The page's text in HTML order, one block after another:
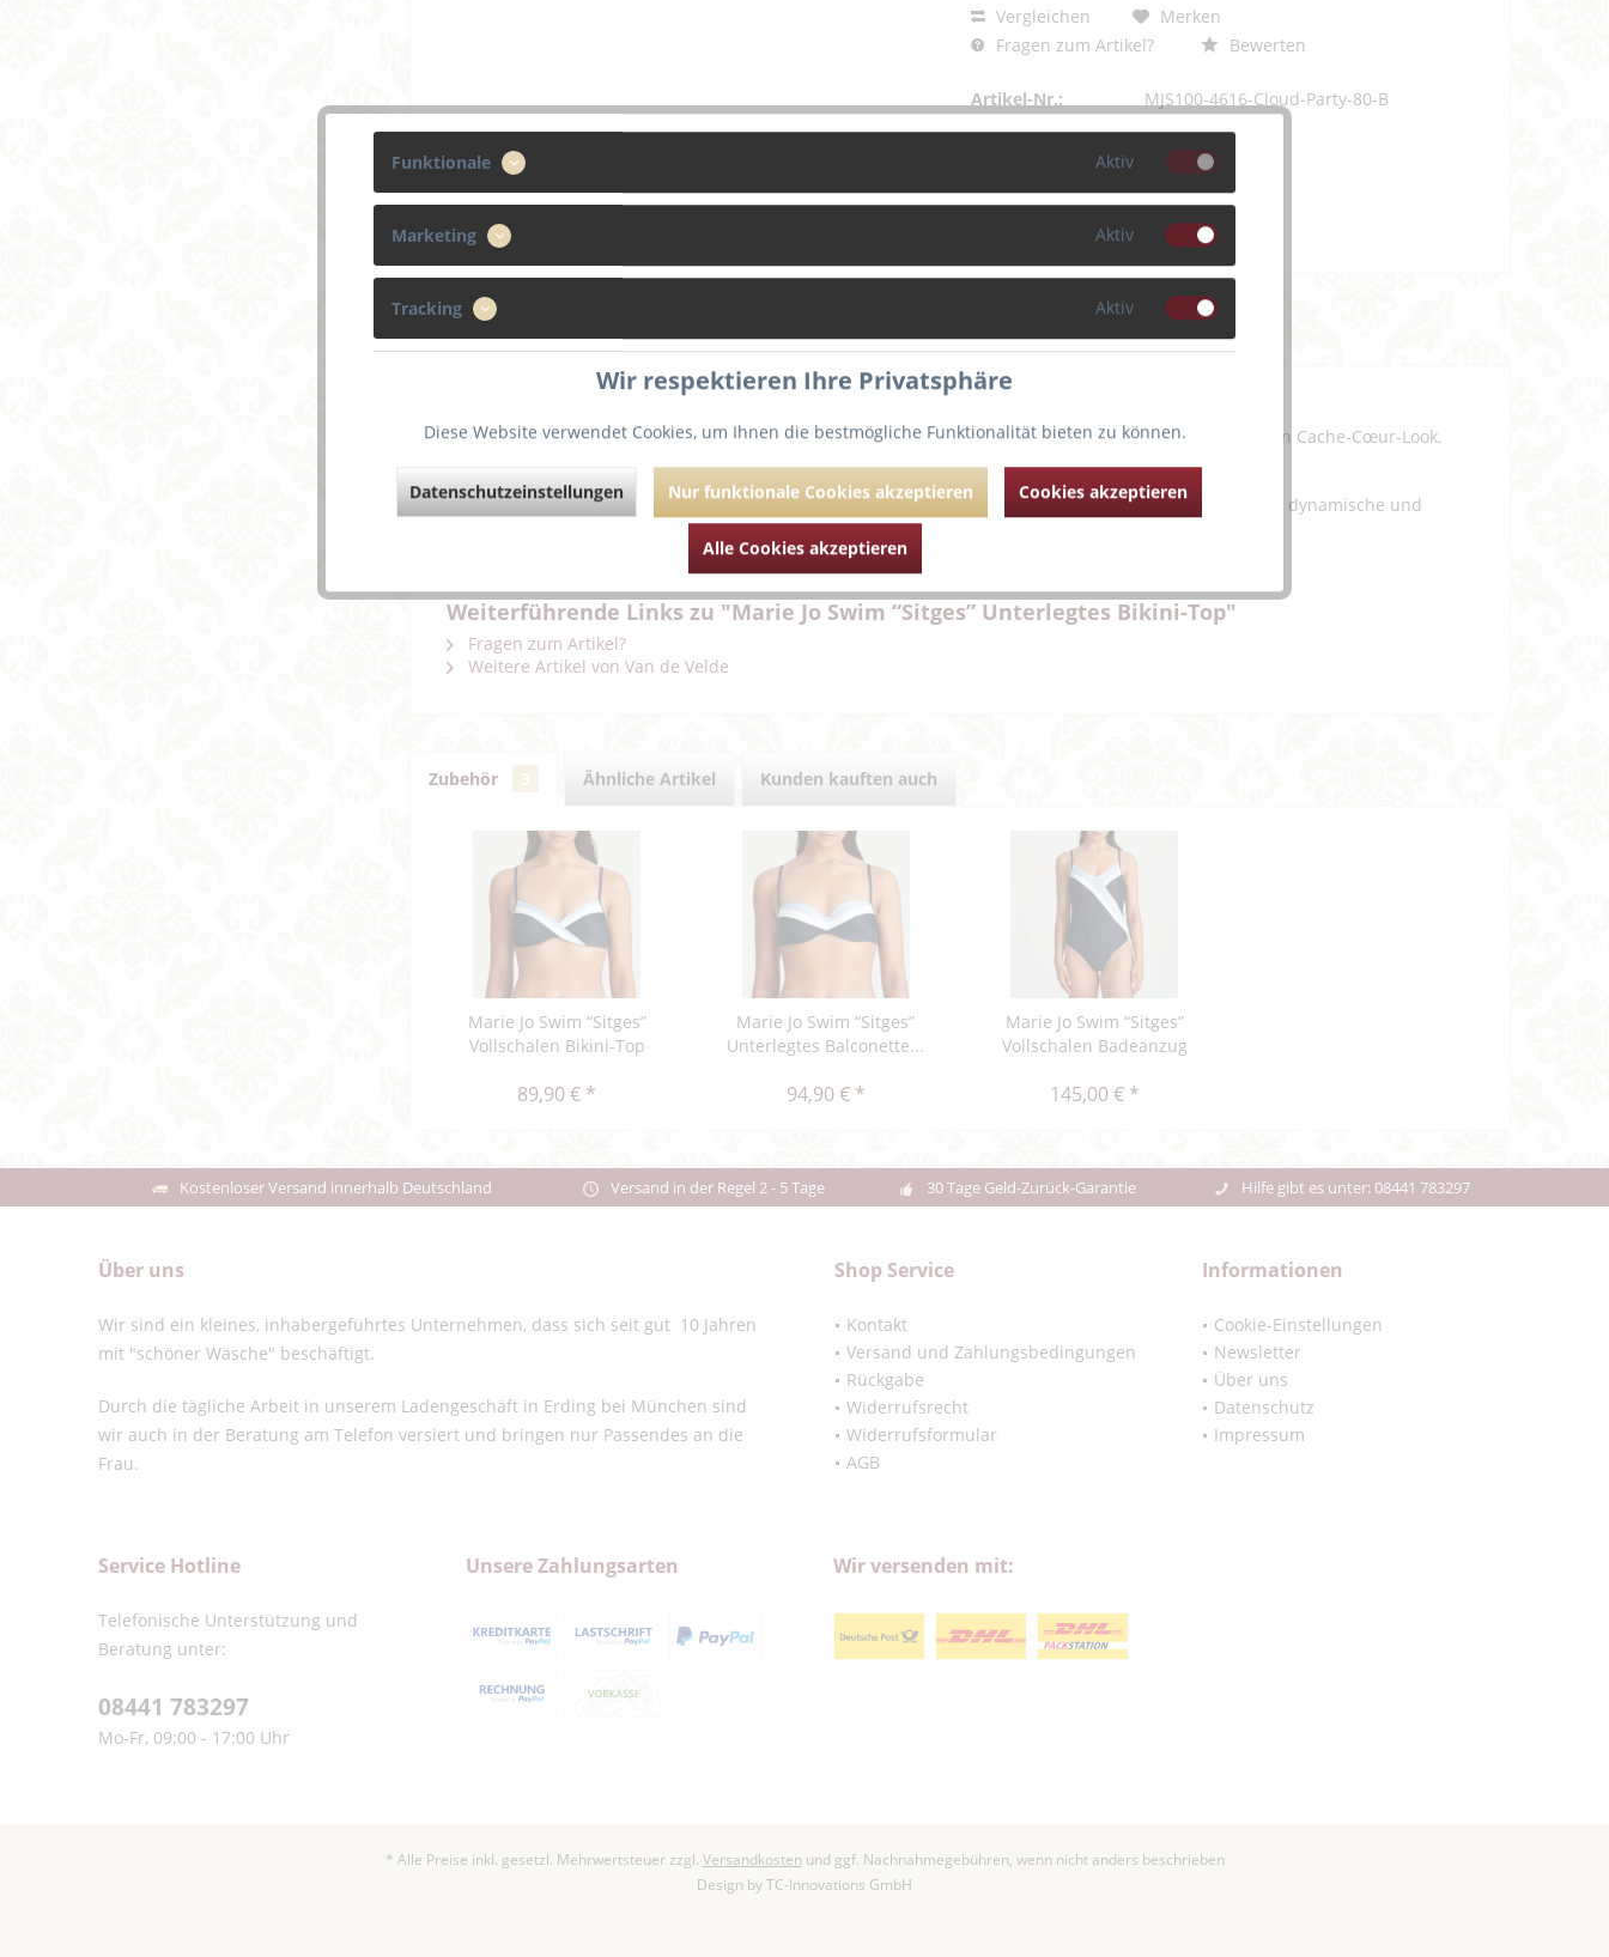
Vergleichen
Merken
Fragen zum Artikel?
Bewerten
Artikel-Nr.: MJS100-4616-Cloud-Party-80-B
Beschreibung Bewertungen 0
Die Schrägstreifen und raffinierten Falten an den Cups verleihen dem Bikini-Oberteil einen eleganten Cache-Cœur-Look.
Der Glitzerstoff fühlt sich sehr weich auf der Haut an.
Die Kombination frischer und sich wild überkreuzender Blautöne verleiht der Farbe Cloud Party eine dynamische und
Polyamid:69%, Polyester:20%, Elasthan:10%, Metallfaser:1%
Weiterführende Links zu "Marie Jo Swim “Sitges” Unterlegtes Bikini-Top"
Fragen zum Artikel?
Weitere Artikel von Van de Velde
Zubehör Ähnliche Artikel Kunden kauften auch
Marie Jo Swim “Sitges”
Vollschalen Bikini-Top
89,90 € *
Marie Jo Swim “Sitges”
Unterlegtes Balconette...
94,90 € *
Marie Jo Swim “Sitges”
Vollschalen Badeanzug
145,00 € *
Kostenloser Versand innerhalb Deutschland Versand in der Regel 2 - 5 Tage 30 Tage Geld-Zurück-Garantie Hilfe gibt es unter: 08441 783297
Über uns
Wir sind ein kleines, inhabergeführtes Unternehmen, dass sich seit gut 10 Jahren
mit "schöner Wäsche" beschäftigt.
Durch die tägliche Arbeit in unserem Ladengeschäft in Erding bei München sind
wir auch in der Beratung am Telefon versiert und bringen nur Passendes an die
Frau.
Shop Service
Kontakt
Versand und Zahlungsbedingungen
Rückgabe
Widerrufsrecht
Widerrufsformular
AGB
Informationen
Cookie-Einstellungen
Newsletter
Über uns
Datenschutz
Impressum
Service Hotline
Telefonische Unterstützung und
Beratung unter:
08441 783297
Mo-Fr, 09:00 - 17:00 Uhr
Unsere Zahlungsarten Wir versenden mit:
* Alle Preise inkl. gesetzl. Mehrwertsteuer zzgl. Versandkosten und ggf. Nachnahmegebühren, wenn nicht anders beschrieben
Design byTC-Innovations GmbH
Funktionale Aktiv
Marketing Aktiv
Tracking Aktiv
Wir respektieren Ihre Privatsphäre
Diese Website verwendet Cookies, um Ihnen die bestmögliche Funktionalität bieten zu können.
Datenschutzeinstellungen Nur funktionale Cookies akzeptieren Cookies akzeptieren
Alle Cookies akzeptieren